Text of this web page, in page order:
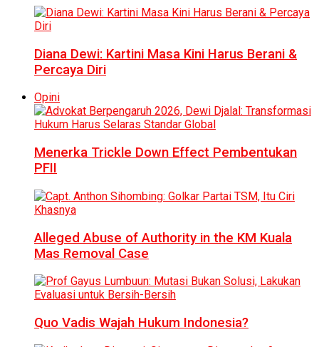
Diana Dewi: Kartini Masa Kini Harus Berani &
Percaya Diri
Opini
Menerka Trickle Down Effect Pembentukan
PFII
Alleged Abuse of Authority in the KM Kuala
Mas Removal Case
Quo Vadis Wajah Hukum Indonesia?